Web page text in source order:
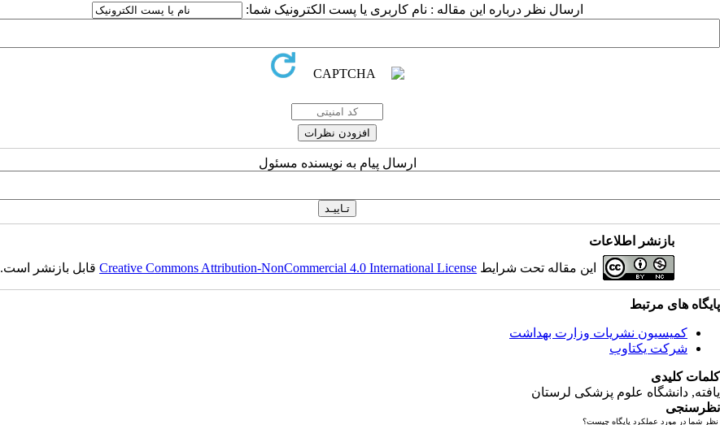
ارسال نظر درباره این مقاله : نام کاربری یا پست الکترونیک شما:
ارسال پیام به نویسنده مسئول
بازنشر اطلاعات
این مقاله تحت شرایط Creative Commons Attribution-NonCommercial 4.0 International Licenseقابل بازنشر است.
پایگاه های مرتبط
کمیسیون نشریات وزارت بهداشت
شرکت یکتاوب
کلمات کلیدی
یافته, دانشگاه علوم پزشکی لرستان
نظرسنجی
نظر شما در مورد عملکرد پایگاه چیست؟